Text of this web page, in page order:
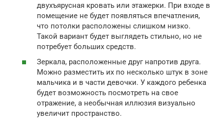
двухъярусная кровать или этажерки. При входе в
помещение не будет появляться впечатления,
что потолки расположены слишком низко.
Такой вариант будет выглядеть стильно, но не
потребует больших средств.
Зеркала, расположенные друг напротив друга.
Можно разместить их по несколько штук в зоне
мальчика и в части девочки. У каждого ребенка
будет возможность посмотреть на свое
отражение, а необычная иллюзия визуально
увеличит пространство.